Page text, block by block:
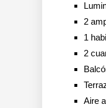
2
1
2
Aire